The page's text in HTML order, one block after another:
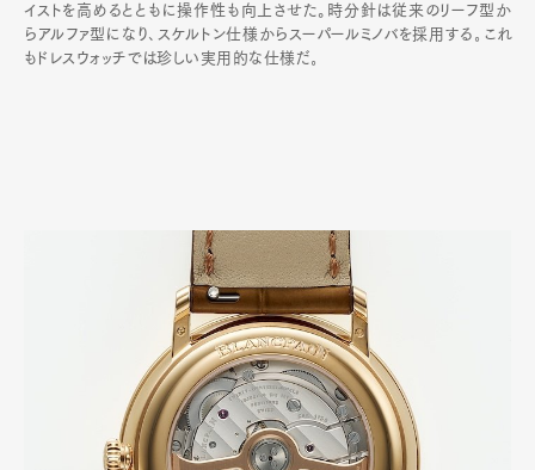
イストを高めるとともに操作性も向上させた。時分針は従来のリーフ型か
らアルファ型になり､スケルトン仕様からスーパールミノバを採用する｡これ
もドレスウォッチでは珍しい実用的な仕様だ｡